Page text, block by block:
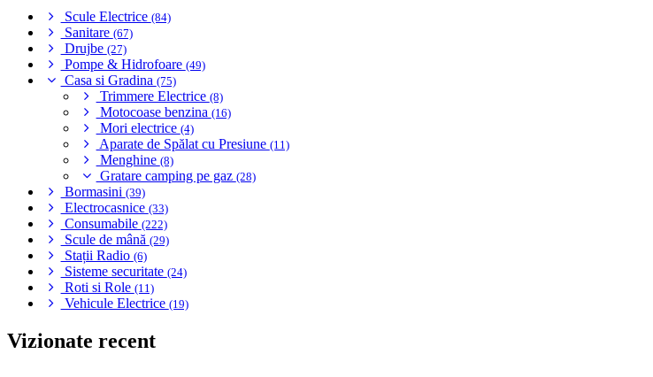
Scule Electrice (84)
Sanitare (67)
Drujbe (27)
Pompe & Hidrofoare (49)
Casa si Gradina (75)
Trimmere Electrice (8)
Motocoase benzina (16)
Mori electrice (4)
Aparate de Spălat cu Presiune (11)
Menghine (8)
Gratare camping pe gaz (28)
Bormasini (39)
Electrocasnice (33)
Consumabile (222)
Scule de mână (29)
Stații Radio (6)
Sisteme securitate (24)
Roti si Role (11)
Vehicule Electrice (19)
Vizionate recent